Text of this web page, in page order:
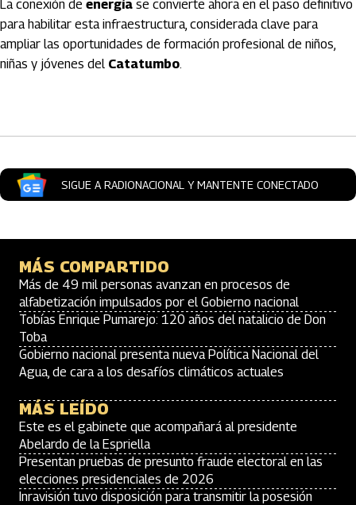
La conexión de energía se convierte ahora en el paso definitivo
para habilitar esta infraestructura, considerada clave para
ampliar las oportunidades de formación profesional de niños,
niñas y jóvenes del Catatumbo.
SIGUE A RADIONACIONAL Y MANTENTE CONECTADO
MÁS COMPARTIDO
Más de 49 mil personas avanzan en procesos de
alfabetización impulsados por el Gobierno nacional
Tobías Enrique Pumarejo: 120 años del natalicio de Don
Toba
Gobierno nacional presenta nueva Política Nacional del
Agua, de cara a los desafíos climáticos actuales
MÁS LEÍDO
Este es el gabinete que acompañará al presidente
Abelardo de la Espriella
Presentan pruebas de presunto fraude electoral en las
elecciones presidenciales de 2026
Inravisión tuvo disposición para transmitir la posesión